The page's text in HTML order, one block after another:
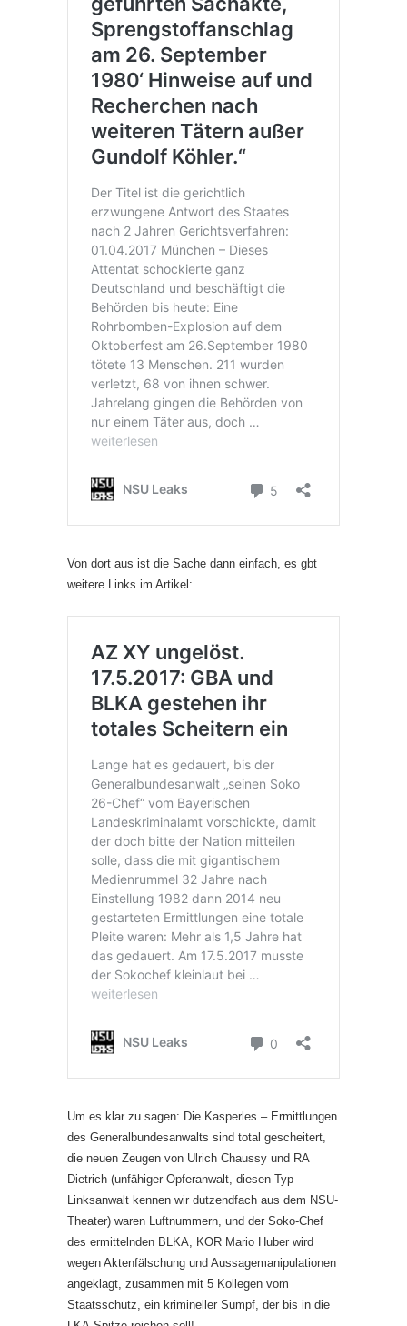
Von dort aus ist die Sache dann einfach, es gbt
weitere Links im Artikel:
Um es klar zu sagen: Die Kasperles – Ermittlungen
des Generalbundesanwalts sind total gescheitert,
die neuen Zeugen von Ulrich Chaussy und RA
Dietrich (unfähiger Opferanwalt, diesen Typ
Linksanwalt kennen wir dutzendfach aus dem NSU-
Theater) waren Luftnummern, und der Soko-Chef
des ermittelnden BLKA, KOR Mario Huber wird
wegen Aktenfälschung und Aussagemanipulationen
angeklagt, zusammen mit 5 Kollegen vom
Staatsschutz, ein krimineller Sumpf, der bis in die